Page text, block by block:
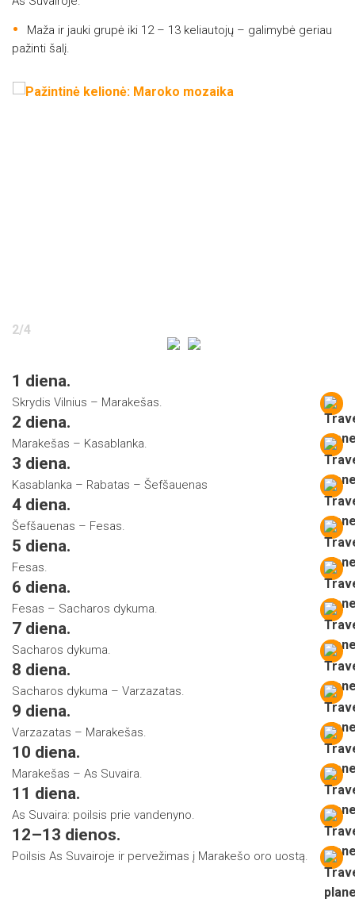
Maža ir jauki grupė iki 12 – 13 keliautojų – galimybė geriau
pažinti šalį.
2/4
1 diena.
Skrydis Vilnius – Marakešas.
2 diena.
Marakešas – Kasablanka.
3 diena.
Kasablanka – Rabatas – Šefšauenas
4 diena.
Šefšauenas – Fesas.
5 diena.
Fesas.
6 diena.
Fesas – Sacharos dykuma.
7 diena.
Sacharos dykuma.
8 diena.
Sacharos dykuma – Varzazatas.
9 diena.
Varzazatas – Marakešas.
10 diena.
Marakešas – As Suvaira.
11 diena.
As Suvaira: poilsis prie vandenyno.
12–13 dienos.
Poilsis As Suvairoje ir pervežimas į Marakešo oro uostą.